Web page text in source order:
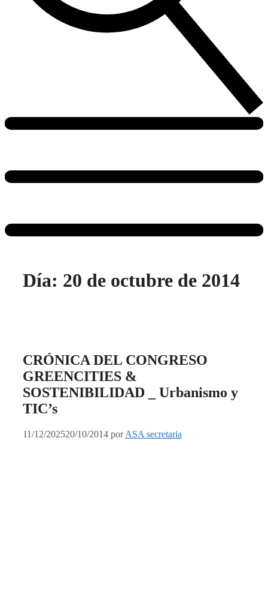
Día: 20 de octubre de 2014
CRÓNICA DEL CONGRESO
GREENCITIES &
SOSTENIBILIDAD _ Urbanismo y
TIC’s
11/12/202520/10/2014 porASA secretaria